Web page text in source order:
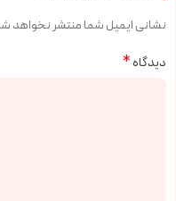
نشانی ایمیل شما منتشر نخواهد
دیدگاه*